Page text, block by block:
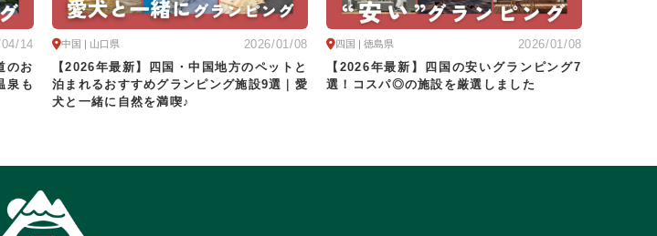
この条件で再検索
14
のお
泉も
2026/01/08
中国 | 山口県
【2026年最新】四国・中国地方のペットと
泊まれるおすすめグランピング施設9選｜愛
犬と一緒に自然を満喫♪
2026/01/08
四国 | 徳島県
【2026年最新】四国の安いグランピング7
選！コスパ◎の施設を厳選しました